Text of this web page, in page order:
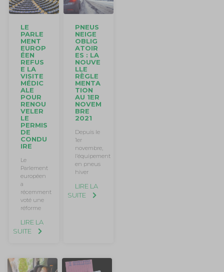
LE
PARLE
MENT
EUROP
ÉEN
REFUS
E LA
VISITE
MÉDIC
ALE
POUR
RENOU
VELER
LE
PERMIS
DE
CONDU
IRE
Le
Parlement
européen
a
récemment
voté une
réforme
LIRE LA
SUITE
PNEUS
NEIGE
OBLIG
ATOIR
ES : LA
NOUVE
LLE
RÈGLE
MENTA
TION
AU 1ER
NOVEM
BRE
2021
Depuis le
1er
novembre,
l’équipement
en pneus
hiver
LIRE LA
SUITE